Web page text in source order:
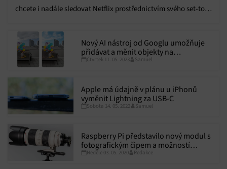
chcete i nadále sledovat Netflix prostřednictvím svého set-top
Nový AI nástroj od Googlu umožňuje
přidávat a měnit objekty na
fotografiích
Čtvrtek 11. 05. 2023 Samuel
Apple má údajně v plánu u iPhonů
vyměnit Lightning za USB-C
Sobota 14. 05. 2022 Samuel
Raspberry Pi představilo nový modul s
fotografickým čipem a možností
výměny objektivů
Neděle 03. 05. 2020 Redakce